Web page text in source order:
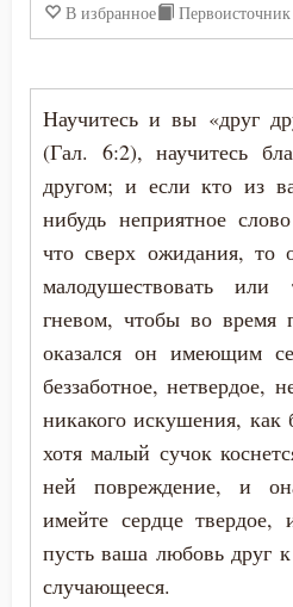
Гордость
Грех
Дело
Добро
Духовная жизнь
Душа
Жизнь
Игнатий Брянчанинов
Иларион Оптинский
Иоанн Златоуст
Иоанн Кассиан Римлянин
Иоанн Лествичник
Иосиф Оптинский
Исаак Сирин Ниневийский
Исидор Пелусиот
Лев Оптинский (Наголкин)
Макарий Великий
В избранное Первоисточник
Научитесь и вы «друг
(Гал. 6:2), научитесь
другом; и если кто из
нибудь неприятное
что сверх ожидания, то
малодушествовать или
гневом, чтобы во время
оказался он имеющим
беззаботное, нетвердое,
никакого искушения, как
хотя малый сучок
ней повреждение, и
имейте сердце твердое,
пусть ваша любовь друг
случающееся.